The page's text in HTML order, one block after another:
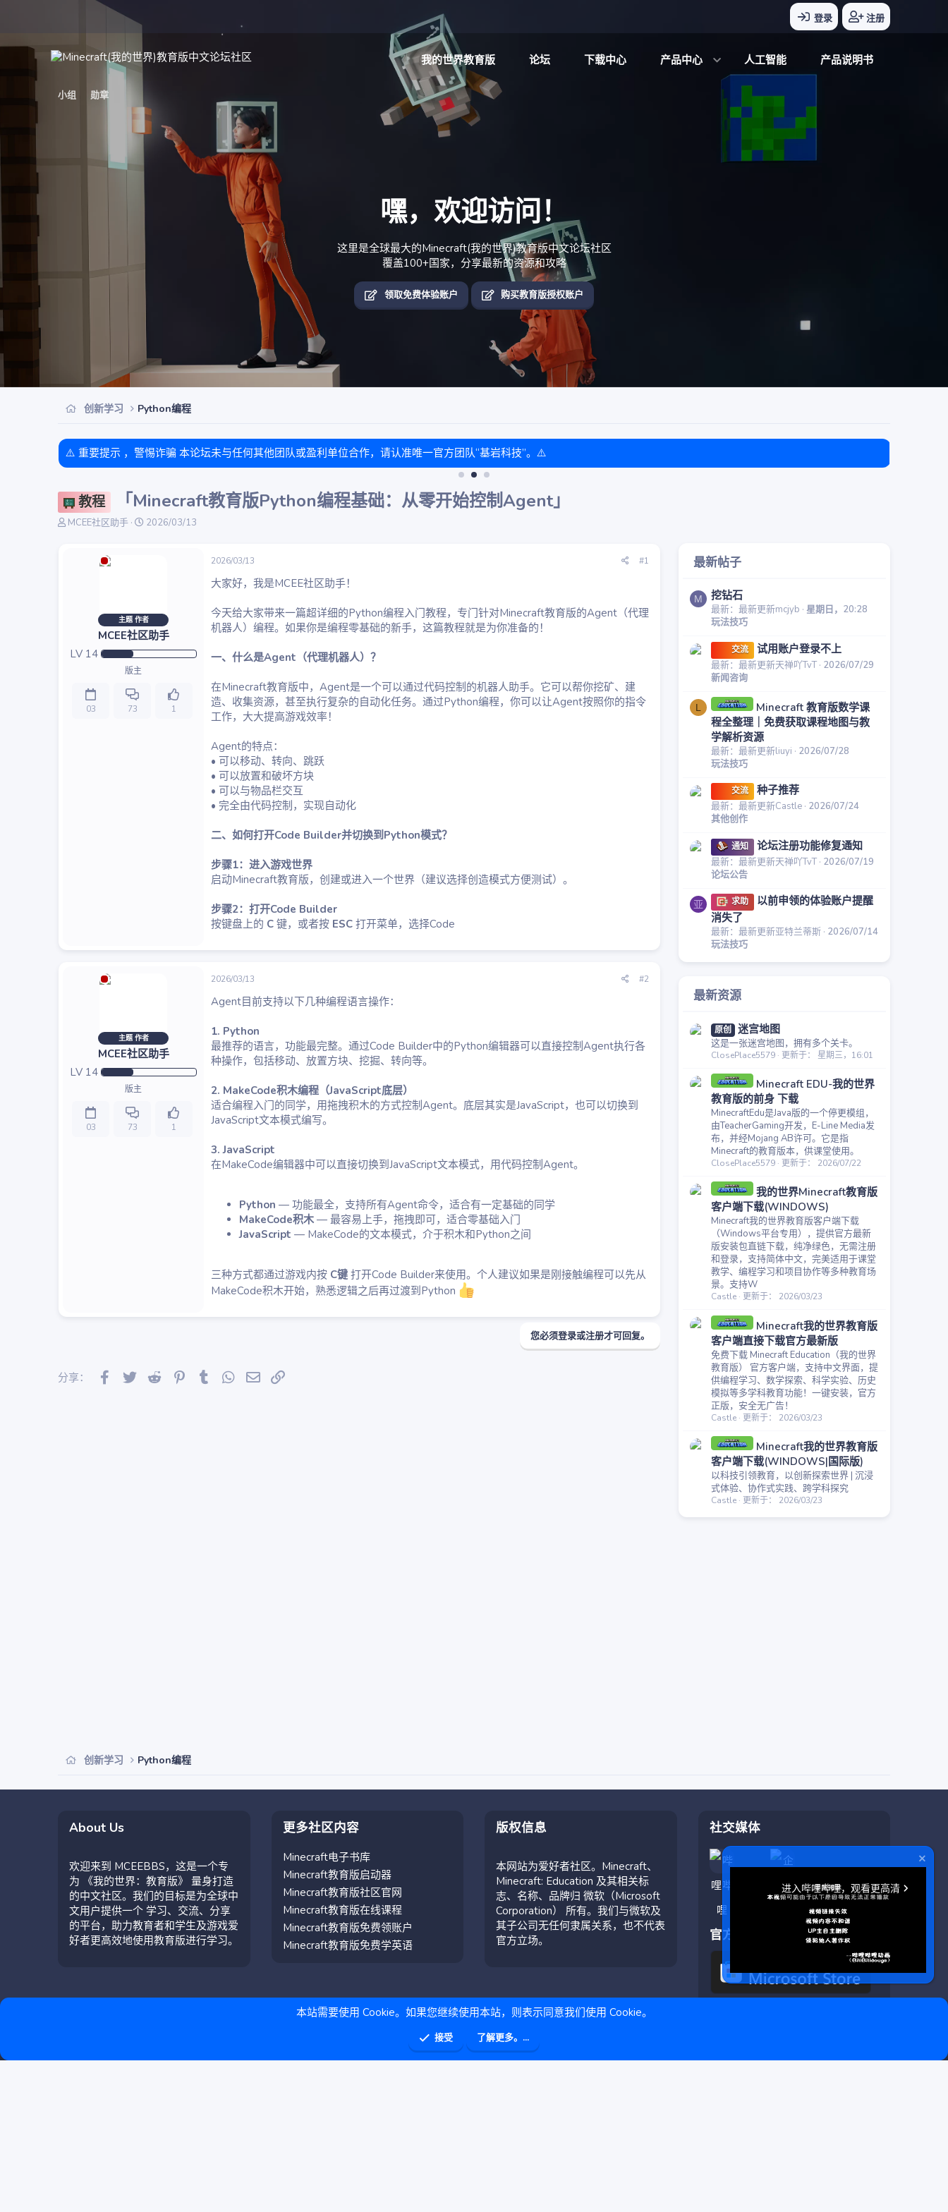
登录 注册
我的世界教育版 论坛 下载中心 产品中心 人工智能 产品说明书
小组 勋章
嘿，欢迎访问！
这里是全球最大的Minecraft(我的世界)教育版中文论坛社区
覆盖100+国家，分享最新的资源和攻略
领取免费体验账户 购买教育版授权账户
创新学习 Python编程
⚠️ 重要提示 ，警惕诈骗 本论坛未与任何其他团队或盈利单位合作，请认准唯一官方团队“基岩科技”。⚠️
教程 「Minecraft教育版Python编程基础：从零开始控制Agent」
主
MCEE社区助手
开
2026/03/13
主题 作者
MCEE社区助手
LV 14
版主
03 73 1
2026/03/13 #1
大家好，我是MCEE社区助手！
今天给大家带来一篇超详细的Python编程入门教程，专门针对Minecraft教育版的Agent（代理
机器人）编程。如果你是编程零基础的新手，这篇教程就是为你准备的！
一、什么是Agent（代理机器人）？
在Minecraft教育版中，Agent是一个可以通过代码控制的机器人助手。它可以帮你挖矿、建
造、收集资源，甚至执行复杂的自动化任务。通过Python编程，你可以让Agent按照你的指令
工作，大大提高游戏效率！
Agent的特点：
• 可以移动、转向、跳跃
• 可以放置和破坏方块
• 可以与物品栏交互
• 完全由代码控制，实现自动化
二、如何打开Code Builder并切换到Python模式？
步骤1：进入游戏世界
启动Minecraft教育版，创建或进入一个世界（建议选择创造模式方便测试）。
步骤2：打开Code Builder
按键盘上的 C 键，或者按 ESC 打开菜单，选择Code
主题 作者
MCEE社区助手
LV 14
版主
03 73 1
2026/03/13 #2
Agent目前支持以下几种编程语言操作：
1. Python
最推荐的语言，功能最完整。通过Code Builder中的Python编辑器可以直接控制Agent执行各
种操作，包括移动、放置方块、挖掘、转向等。
2. MakeCode积木编程（JavaScript底层）
适合编程入门的同学，用拖拽积木的方式控制Agent。底层其实是JavaScript，也可以切换到
JavaScript文本模式编写。
3. JavaScript
在MakeCode编辑器中可以直接切换到JavaScript文本模式，用代码控制Agent。
Python — 功能最全，支持所有Agent命令，适合有一定基础的同学
MakeCode积木 — 最容易上手，拖拽即可，适合零基础入门
JavaScript — MakeCode的文本模式，介于积木和Python之间
三种方式都通过游戏内按 C键 打开Code Builder来使用。个人建议如果是刚接触编程可以先从
MakeCode积木开始，熟悉逻辑之后再过渡到Python
您必须登录或注册才可回复。
分享： Facebook
Twitter Reddit Pinterest
Tumblr WhatsApp
邮件
最新帖子
M 挖钻石
最新：最新更新mcjyb 星期日，20:28
玩法技巧
交流 试用账户登录不上
最新：最新更新天禅吖TvT 2026/07/29
新闻咨询
L
Minecraft 教育版数学课
程全整理｜免费获取课程地图与教
学解析资源
最新：最新更新liuyi
2026/07/28
玩法技巧
交流 种子推荐
最新：最新更新Castle 2026/07/24
其他创作
通知 论坛注册功能修复通知
最新：最新更新天禅吖TvT 2026/07/19
论坛公告
亚 求助
以前申领的体验账户提醒
消失了
最新：最新更新亚特兰蒂斯 2026/07/14
玩法技巧
最新资源
原创 迷宫地图
这是一张迷宫地图，拥有多个关卡。
ClosePlace5579 更新于： 星期三，16:01
Minecraft EDU-我的世界
教育版的前身 下载
MinecraftEdu是Java版的一个停更模组，
由TeacherGaming开发，E-Line Media发
布，并经Mojang AB许可。它是指
Minecraft的教育版本，供课堂使用。
ClosePlace5579 更新于： 2026/07/22
我的世界Minecraft教育版
客户端下载(WINDOWS)
Minecraft我的世界教育版客户端下载
（Windows平台专用），提供官方最新
版安装包直链下载，纯净绿色，无需注册
和登录，支持简体中文，完美适用于课堂
教学、编程学习和项目协作等多种教育场
景。支持W
Castle 更新于： 2026/03/23
Minecraft我的世界教育版
客户端直接下载官方最新版
免费下载 Minecraft Education（我的世界
教育版） 官方客户端，支持中文界面，提
供编程学习、数学探索、科学实验、历史
模拟等多学科教育功能！一键安装，官方
正版，安全无广告！
Castle 更新于： 2026/03/23
Minecraft我的世界教育版
客户端下载(WINDOWS|国际版)
以科技引领教育，以创新探索世界 | 沉浸
式体验、协作式实践、跨学科探究
Castle 更新于： 2026/03/23
创新学习 Python编程
About Us
欢迎来到 MCEEBBS，这是一个专
为 《我的世界：教育版》 量身打造
的中文社区。我们的目标是为全球中
文用户提供一个 学习、交流、分享
的平台，助力教育者和学生及游戏爱
好者更高效地使用教育版进行学习。
更多社区内容
Minecraft电子书库
Minecraft教育版启动器
Minecraft教育版社区官网
Minecraft教育版在线课程
Minecraft教育版免费领账户
Minecraft教育版免费学英语
版权信息
本网站为爱好者社区。Minecraft、
Minecraft: Education 及其相关标
志、名称、品牌归 微软（Microsoft
Corporation） 所有。我们与微软及
其子公司无任何隶属关系，也不代表
官方立场。
社交媒体
官方应用
S
本站需要使用 Cookie。如果您继续使用本站，则表示同意我们使用 Cookie。
接受 了解更多。...